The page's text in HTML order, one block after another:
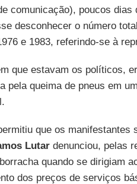
comunicação), poucos dias
desconhecer o número
e 1983, referindo-se à
que estavam os políticos,
pela queima de pneus em
que os manifestantes
Lutardenunciou, pelas
quando se dirigiam
dos preços de serviços